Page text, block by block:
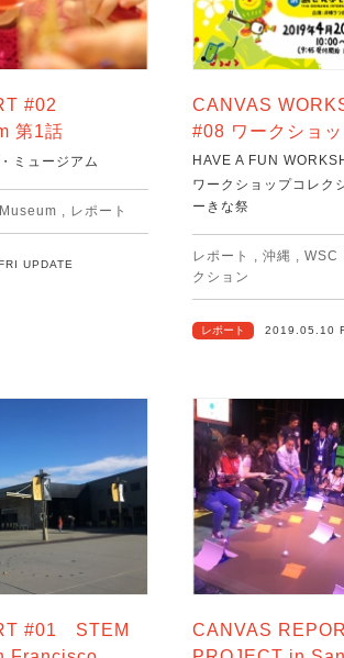
#02
第1話
ミュージアム
, レポート
UPDATE
CANVAS
#08 ワークショ
HAVE A FUN
ワークショップコレク
ーきな祭
レポート , 沖縄 , WSC
クション
レポート 2019.05.10
#01 STEM
CANVAS